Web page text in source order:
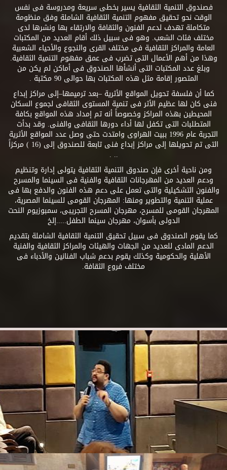
فصندوق التنمية الثقافية يسير بخطى سريعة ومدروسة فى نفس
الوقت نحو تحقيق مفهوم التنمية الثقافية الشاملة وفق منظومة
متكاملة تهدف لدعم الفنون والثقافة والارتقاء بها ونشرها لدى
مختلف فئات الشعب. وهو فى سبيل ذلك أقام العديد من المكتبات
العامة والمراكز الثقافية فى مختلف القرى والنجوع والأحياء الشعبية
وهذا من أهم الأعمال التى تضرب فى عمق مفهوم التنمية الثقافية.
وبلغ عدد المكتبات التى أنشأها الصندوق فى أماكن لم يكن من
المتصور إقامة مثل هذه المكتبات بها حوالى 90 مكتبة .
كما أن فلسفة تحويل المواقع الأثرية –بعد ترميمها–إلى مراكز إبداع
فنى كان لها عظيم الأثر فى تنمية المستوى الثقافى لجموع السكان
المحيطين بهذه المراكز وخصوصاً أنه تم إمداد هذه المواقع بكافة
المتطلبات التى تكفل لها أداء دورها الثقافى والفنى. وقد بدأت
التجربة عام 1996 ببيت الهراوى وامتدت حتى وصل عدد المواقع الأثرية
التى تم تحويلها إلى مراكز إبداع فنى تابعة للصندوق إلى (16 ) مركزاً
.. .
ومن ناحية أخرى فإن صندوق التنمية الثقافية يتولى إدارة وتنظيم
ودعم العديد من المهرجانات الثقافية والفنية فى السينما والمسرح
والفنون التشكيلية والتى تعمل على دعم هذه الفنون والدفع بها فى
عملية التنمية والتطوير ومنها: المهرجان القومى للسينما المصرية،
المهرجان القومى للمسرح، مهرجان المسرح التجريبى، سمبوزيوم النحت
الدولى بأسوان، مهرجان سينما الطفل.....إلخ
كما يقوم الصندوق فى سبيل تحقيق التنمية الثقافية الشاملة بتقديم
الدعم المادى للعديد من الجهات والهيئات والمراكز الثقافية والفنية
الأهلية والحكومية وكذلك يقوم بدعم شباب الفنانين والأدباء فى
مختلف فروع الثقافة.